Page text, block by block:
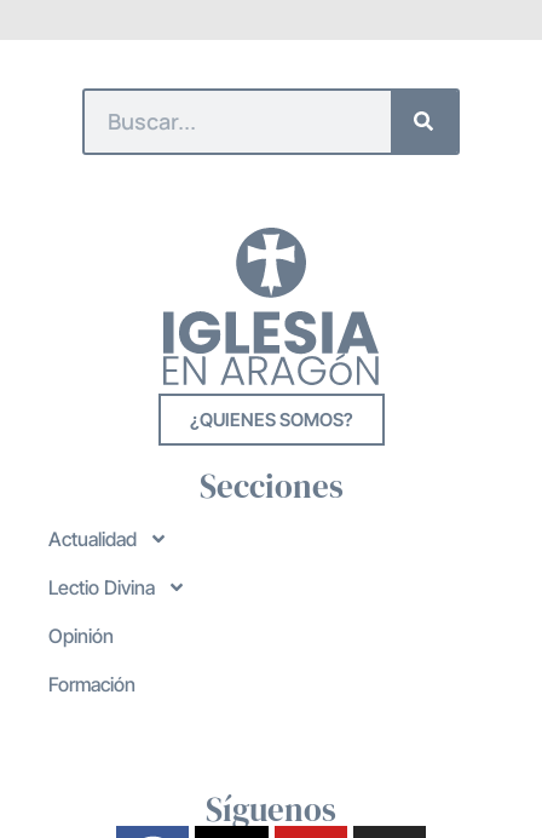
¿QUIENES SOMOS?
Secciones
Actualidad
Lectio Divina
Opinión
Formación
Síguenos